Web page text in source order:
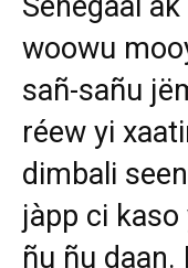
woowu
sañ-sañu
réew yi
dimbali
jàpp ci
ñu ñu daan.